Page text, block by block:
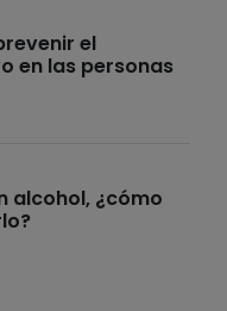
el
en las personas
alcohol, ¿cómo